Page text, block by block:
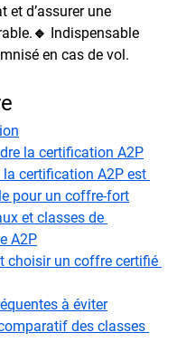
et d’assurer une
Indispensable
en cas de vol.
la certification A2P
la certification A2P est
pour un coffre-fort
et classes de
A2P
choisir un coffre certifié
à éviter
des classes